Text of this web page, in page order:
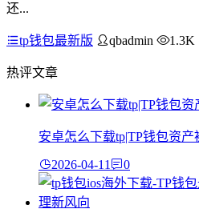
还...
tp钱包最新版 qbadmin 1.3K
热评文章
安卓怎么下载tp|TP钱包资
2026-04-11 0